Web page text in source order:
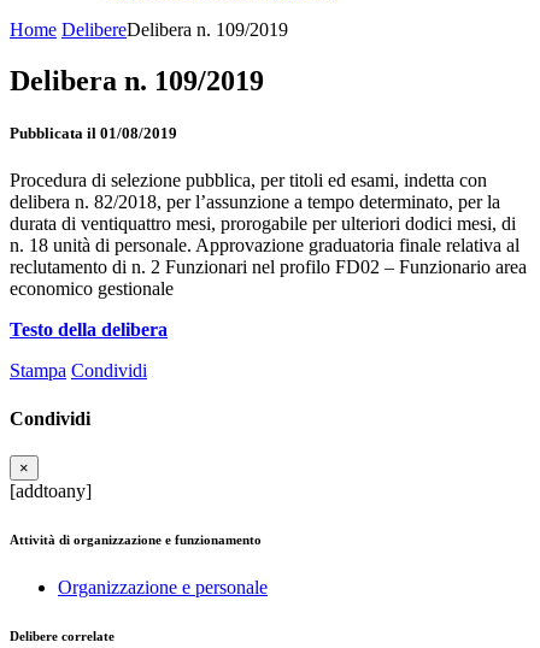
Home DelibereDelibera n. 109/2019
Delibera n. 109/2019
Pubblicata il 01/08/2019
Procedura di selezione pubblica, per titoli ed esami, indetta con
delibera n. 82/2018, per l’assunzione a tempo determinato, per la
durata di ventiquattro mesi, prorogabile per ulteriori dodici mesi, di
n. 18 unità di personale. Approvazione graduatoria finale relativa al
reclutamento di n. 2 Funzionari nel profilo FD02 – Funzionario area
economico gestionale
Testo della delibera
Stampa Condividi
Condividi
×
[addtoany]
Attività di organizzazione e funzionamento
Organizzazione e personale
Delibere correlate